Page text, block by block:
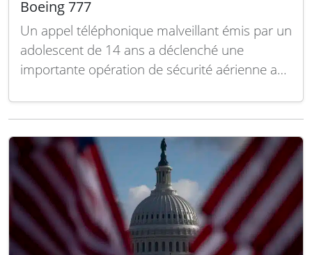
Boeing 777
Un appel téléphonique malveillant émis par un
adolescent de 14 ans a déclenché une
importante opération de sécurité aérienne au
deux chasseurs Eurofighter Typhoon de la
Boeing 777 de Qatar Airways approchant
l’aéroport de Manchester. Dans la nuit…Lire la
suite